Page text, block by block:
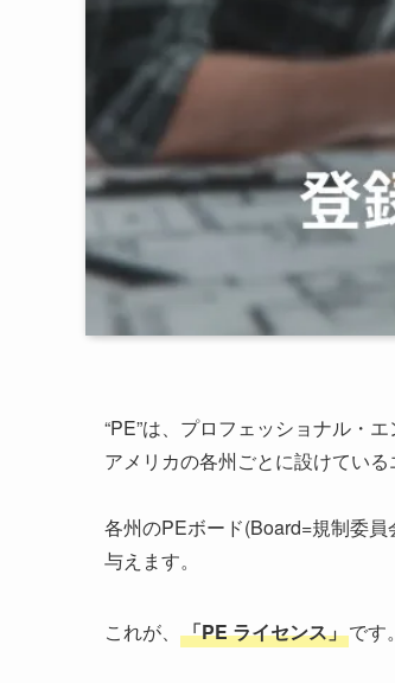
“PE”は、プロフェッショナル・
アメリカの各州ごとに設けてい
各州のPEボード(Board=規制委
与えます。
これが、 「PE ライセンス」です。